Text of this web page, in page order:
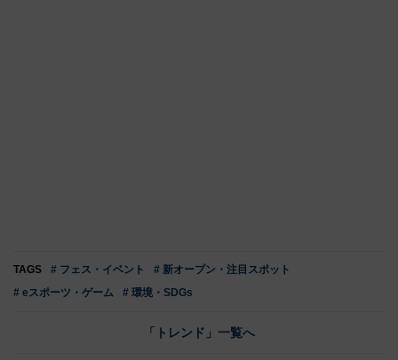
TAGS # フェス・イベント
# 新オープン・注目スポット
# eスポーツ・ゲーム
# 環境・SDGs
「トレンド」一覧へ